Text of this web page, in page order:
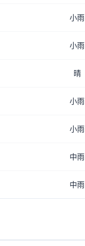
小雨
小雨
晴
小雨
小雨
中雨
中雨